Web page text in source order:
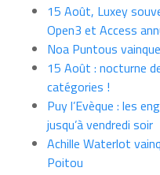
15 Août, Luxey
Open3 et Access
Noa Puntous
15 Août : nocturne
catégories !
Puy l’Evèque : les
jusqu’à vendredi soir
Achille Waterlot
Poitou